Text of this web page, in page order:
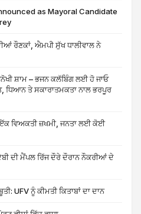
as Mayoral Candidate
ਰੌਣਕਾਂ, ਐਮਪੀ ਸੁੱਖ ਧਾਲੀਵਾਲ ਨੇ
ਸ਼ਾਮ – ਭਜਨ ਕਲੱਬਿੰਗ ਲਈ ਹੋ ਜਾਓ
ਧਿਆਨ ਤੇ ਸਕਾਰਾਤਮਕਤਾ ਨਾਲ ਭਰਪੂਰ
ਵਿਅਕਤੀ ਜ਼ਖਮੀ, ਜਨਤਾ ਲਈ ਕੋਈ
ਦੀ ਮੈਂਪਲ ਰਿੱਜ ਦੌਰੇ ਦੌਰਾਨ ਨੌਕਰੀਆਂ ਦੇ
UFV ਨੂੰ ਕੀਮਤੀ ਕਿਤਾਬਾਂ ਦਾ ਦਾਨ